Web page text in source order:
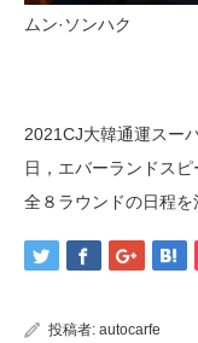
ムン·ソンハク
2021CJ大韓通運スー
日，エバーランドス
全８ラウンドの日程を
投稿者: autocarfe